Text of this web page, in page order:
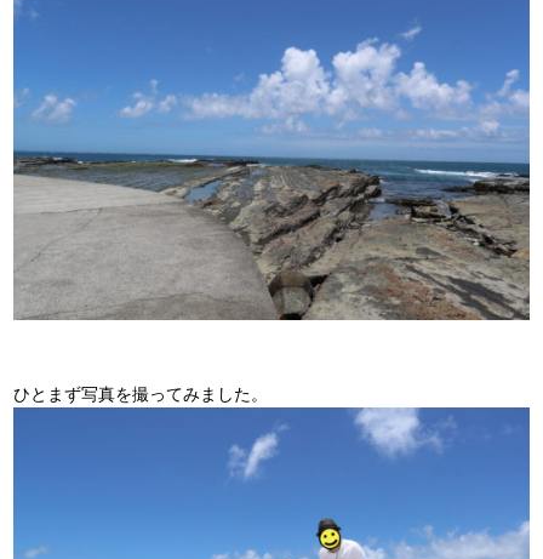
ひとまず写真を撮ってみました。